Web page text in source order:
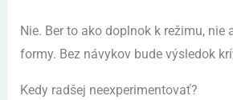
Nie. Ber to ako doplnok k režimu, nie
formy. Bez návykov bude výsledok
Kedy radšej neexperimentovať?